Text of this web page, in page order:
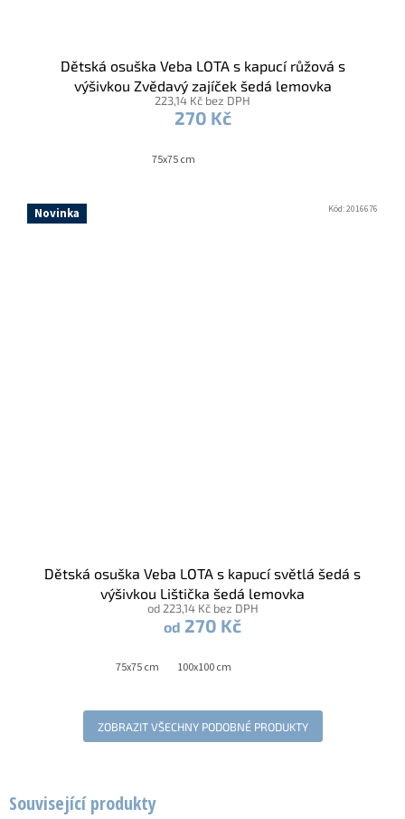
Související produkty
Dětská osuška Veba LOTA s kapucí růžová s
výšivkou Zvědavý zajíček šedá lemovka
223,14 Kč bez DPH
270 Kč
75x75 cm
Novinka
Dětská osuška Veba LOTA s kapucí světlá šedá s
výšivkou Lištička šedá lemovka
od 223,14 Kč bez DPH
od 270 Kč
75x75 cm 100x100 cm
Kód:2016676
ZOBRAZIT VŠECHNY PODOBNÉ PRODUKTY